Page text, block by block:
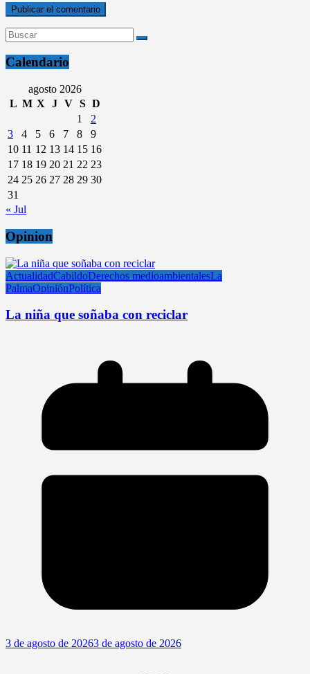
Calendario
agosto 2026
L M X J V S D
1
2
3
4 5 6 7 8
9
10 11 12 13 14 15 16
17 18 19 20 21 22 23
24 25 26 27 28 29 30
31
« Jul
Opinion
ActualidadCabildoDerechos medioambientalesLa
PalmaOpiniónPolítica
La niña que soñaba con reciclar
3 de agosto de 20263 de agosto de 2026